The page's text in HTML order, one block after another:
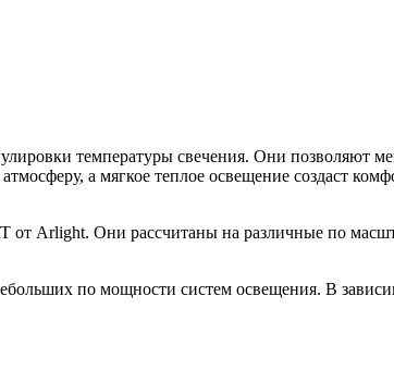
температуры свечения. Они позволяют
а мягкое теплое освещение создаст
от Arlight. Они рассчитаны на различные по
по мощности систем освещения. В